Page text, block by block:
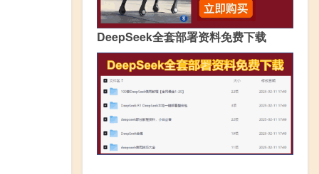
DeepSeek全套部署资料免费下载